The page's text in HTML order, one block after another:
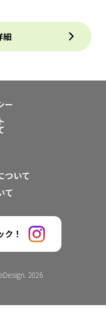
細
ー
ついて
て
！
2026